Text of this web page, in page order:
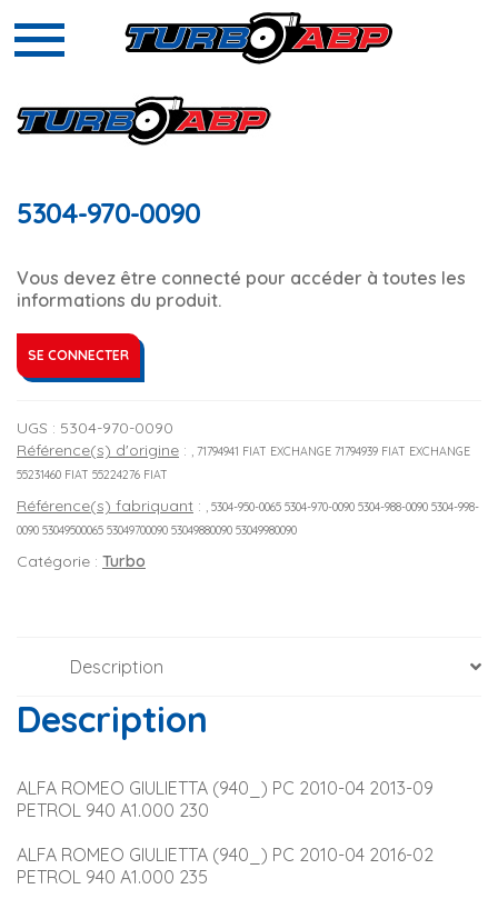
5304-970-0090
Vous devez être connecté pour accéder à toutes les
informations du produit.
SE CONNECTER
UGS : 5304-970-0090
Référence(s) d'origine : , 71794941 FIAT EXCHANGE 71794939 FIAT EXCHANGE
55231460 FIAT 55224276 FIAT
Référence(s) fabriquant : , 5304-950-0065 5304-970-0090 5304-988-0090 5304-998-
0090 53049500065 53049700090 53049880090 53049980090
Catégorie : Turbo
Description
Description
ALFA ROMEO GIULIETTA (940_) PC 2010-04 2013-09
PETROL 940 A1.000 230
ALFA ROMEO GIULIETTA (940_) PC 2010-04 2016-02
PETROL 940 A1.000 235